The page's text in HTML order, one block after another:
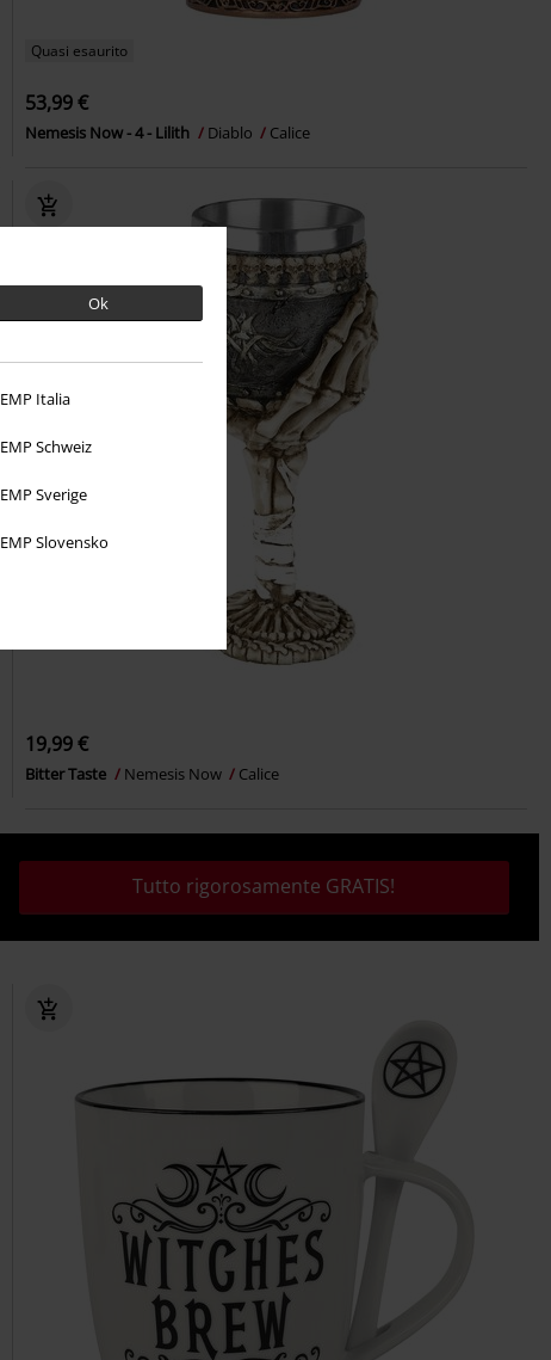
Ok
EMP Italia
EMP Schweiz
EMP Sverige
EMP Slovensko
Quasi esaurito
53,99 €
Nemesis Now - 4 - Lilith Diablo Calice
19,99 €
Bitter Taste Nemesis Now Calice
Tutto rigorosamente GRATIS!